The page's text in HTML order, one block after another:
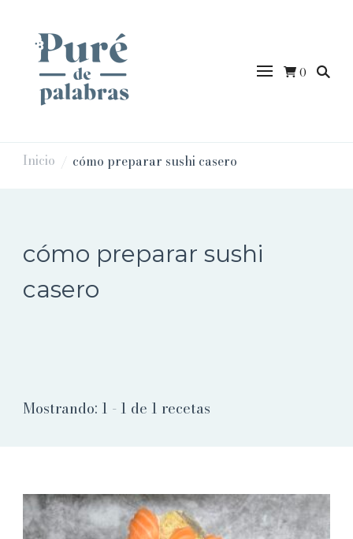
puredepalabras 0
Inicio / cómo preparar sushi casero
cómo preparar sushi
casero
Mostrando: 1 - 1 de 1 recetas